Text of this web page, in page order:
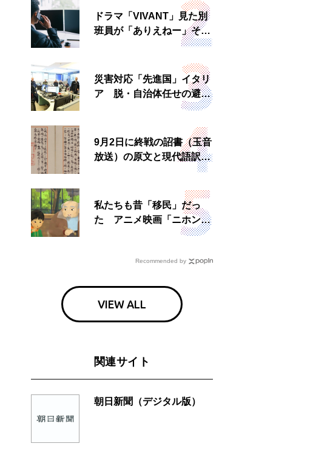
ドラマ「VIVANT」見た別
班員が「ありえねー」その
理由とは 非公然組織ゆえ
災害対応「先進国」イタリ
ア 脱・自治体任せの避難
所運営、被災者への温かい
9月2日に終戦の詔書（玉音
放送）の原文と現代語訳を
読む もう一つの「終戦の
私たちも昔「移民」だっ
た アニメ映画「ニホンジ
Recommended by
VIEW ALL
関連サイト
朝日新聞（デジタル版）